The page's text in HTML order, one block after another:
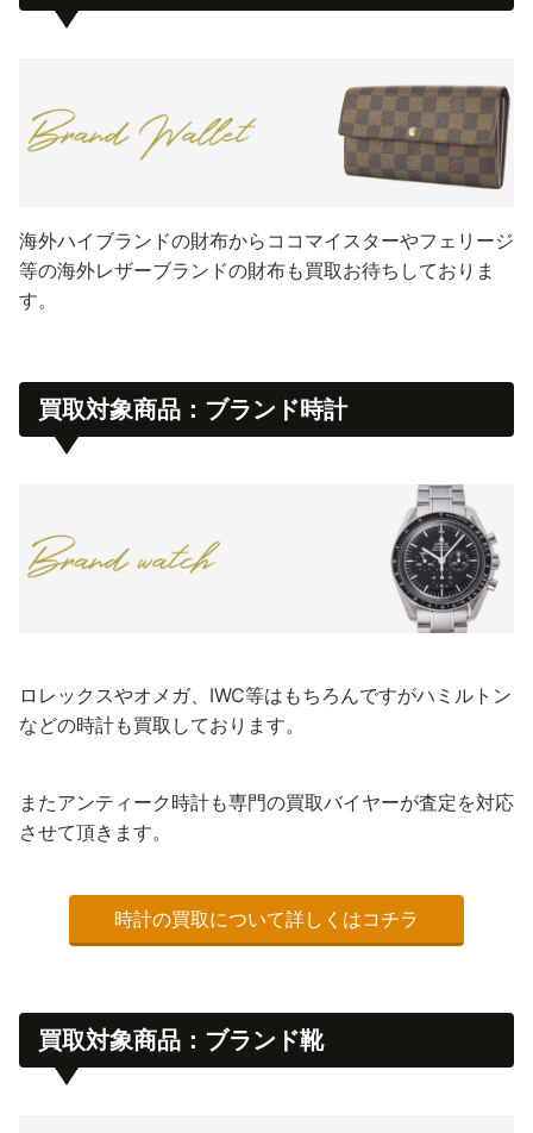
海外ハイブランドの財布からココマイスターやフェリージ
等の海外レザーブランドの財布も買取お待ちしておりま
す。
買取対象商品：ブランド時計
ロレックスやオメガ、IWC等はもちろんですがハミルトン
などの時計も買取しております。
またアンティーク時計も専門の買取バイヤーが査定を対応
させて頂きます。
時計の買取について詳しくはコチラ
買取対象商品：ブランド靴